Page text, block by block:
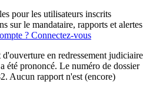
pour les utilisateurs inscrits
sur le mandataire, rapports et alertes
? Connectez-vous
en redressement judiciaire
été prononcé. Le numéro de dossier
Aucun rapport n'est (encore)